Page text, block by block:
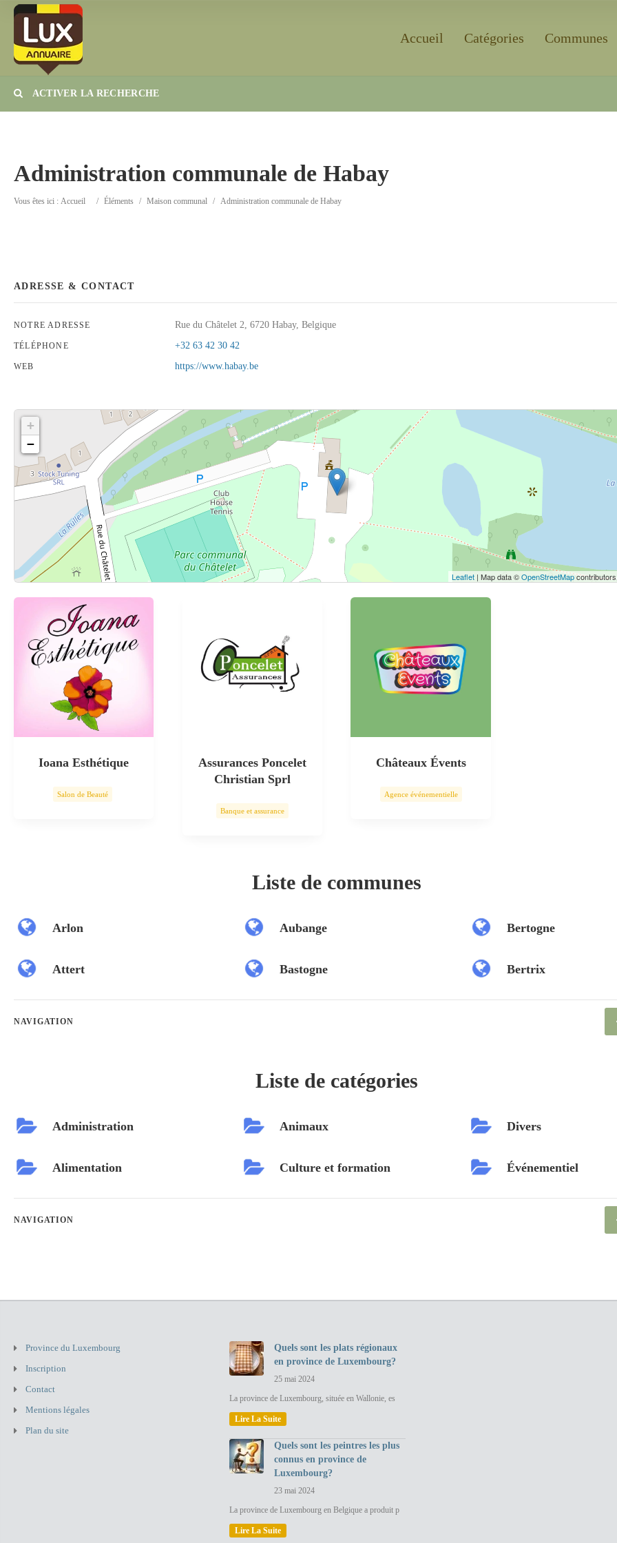
Accueil Catégories Communes
ACTIVER LA RECHERCHE
Lieu
Administration communale de Habay
Vous êtes ici : Accueil / Éléments / Maison communal / Administration communale de Habay
ADRESSE & CONTACT
NOTRE ADRESSE Rue du Châtelet 2, 6720 Habay, Belgique
TÉLÉPHONE +32 63 42 30 42
WEB https://www.habay.be
Cliquez sur le bouton pour afficher la carte.
Voir la carte
+
−
Leaflet| Map data ©OpenStreetMap
Ioana Esthétique
Salon de Beauté
Assurances Poncelet
Christian Sprl
Banque et assurance
Châteaux Évents
Agence événementielle
Liste de communes
Arlon
Attert
Aubange
Bastogne
Bertogne
Bertrix
NAVIGATION
Liste de catégories
Administration
Alimentation
Animaux
Culture et formation
Divers
Événementiel
NAVIGATION
Province du Luxembourg
Inscription
Contact
Mentions légales
Plan du site
Quels sont les plats régionaux
en province de Luxembourg?
25 mai 2024
La province de Luxembourg, située en Wallonie, es
Lire La Suite
Quels sont les peintres les plus
connus en province de
Luxembourg?
23 mai 2024
La province de Luxembourg en Belgique a produit p
Lire La Suite